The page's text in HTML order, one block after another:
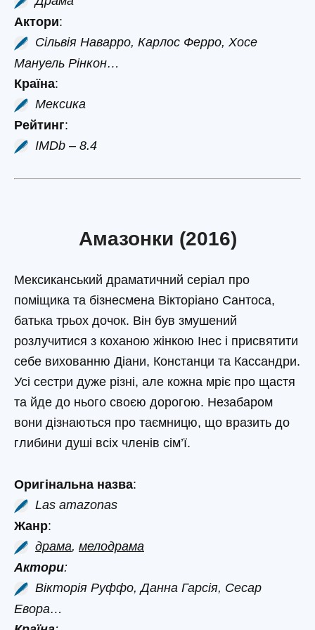
Актори:
Сільвія Наварро, Карлос Ферро, Хосе
Мануель Рінкон…
Країна:
Мексика
Рейтинг:
IMDb – 8.4
Амазонки (2016)
Мексиканський драматичний серіал про
поміщика та бізнесмена Вікторіано Сантоса,
батька трьох дочок. Він був змушений
розлучитися з коханою жінкою Інес і присвятити
себе вихованню Діани, Констанци та Кассандри.
Усі сестри дуже різні, але кожна мріє про щастя
та йде до нього своєю дорогою. Незабаром
вони дізнаються про таємницю, що вразить до
глибини душі всіх членів сім’ї.
Оригінальна назва:
Las amazonas
Жанр:
драма, мелодрама
Актори:
Вікторія Руффо, Данна Гарсія, Сесар
Евора…